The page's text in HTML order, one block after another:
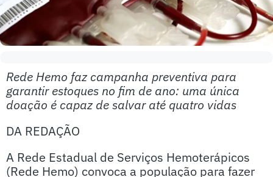
Rede Hemo faz campanha preventiva para
garantir estoques no fim de ano: uma única
doação é capaz de salvar até quatro vidas
DA REDAÇÃO
A Rede Estadual de Serviços Hemoterápicos
(Rede Hemo) convoca a população para fazer